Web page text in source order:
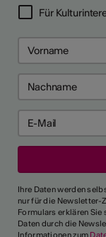
Für
Ihre Daten werden
nur für die Newsletter-
Formulars erklären
Daten durch die
Informationen zum